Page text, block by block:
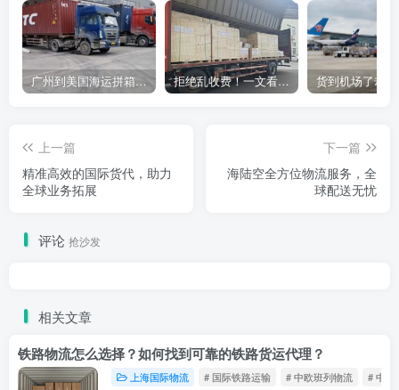
广州到美国海运拼箱多少钱？2024年最新运费构成+隐藏费用避坑指南 拒绝乱收费！一文看懂中国货代计费套路，教你避开所有隐形坑
上一篇
精准高效的国际货代，助力
全球业务拓展
下一篇
海陆空全方位物流服务，全
球配送无忧
评论 抢沙发
相关文章
铁路物流怎么选择？如何找到可靠的铁路货运代理？
上海国际物流 # 国际铁路运输 # 中欧班列物流 # 中欧